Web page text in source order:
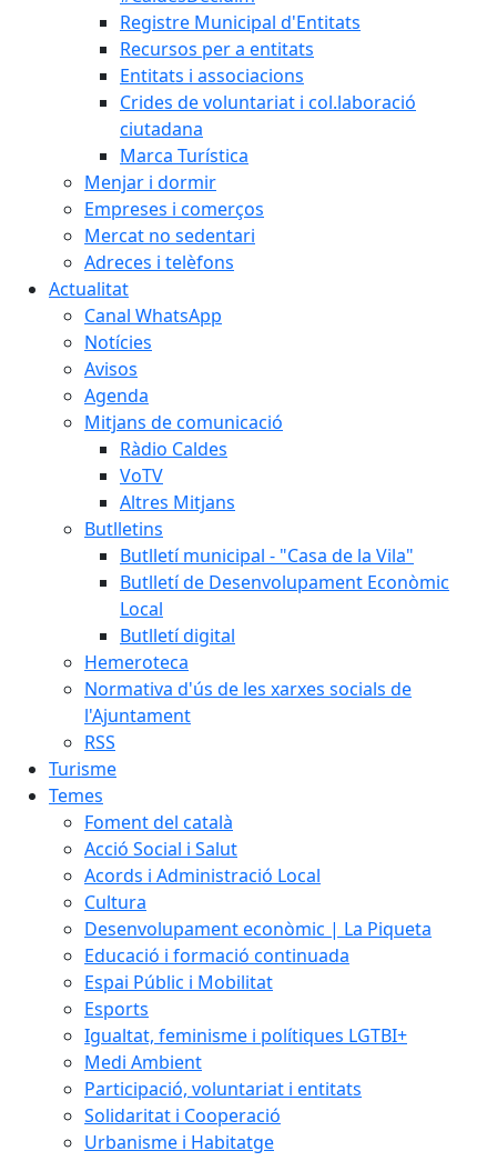
Registre Municipal d'Entitats
Recursos per a entitats
Entitats i associacions
Crides de voluntariat i col.laboració
ciutadana
Marca Turística
Menjar i dormir
Empreses i comerços
Mercat no sedentari
Adreces i telèfons
Actualitat
Canal WhatsApp
Notícies
Avisos
Agenda
Mitjans de comunicació
Ràdio Caldes
VoTV
Altres Mitjans
Butlletins
Butlletí municipal - "Casa de la Vila"
Butlletí de Desenvolupament Econòmic
Local
Butlletí digital
Hemeroteca
Normativa d'ús de les xarxes socials de
l'Ajuntament
RSS
Turisme
Temes
Foment del català
Acció Social i Salut
Acords i Administració Local
Cultura
Desenvolupament econòmic | La Piqueta
Educació i formació continuada
Espai Públic i Mobilitat
Esports
Igualtat, feminisme i polítiques LGTBI+
Medi Ambient
Participació, voluntariat i entitats
Solidaritat i Cooperació
Urbanisme i Habitatge